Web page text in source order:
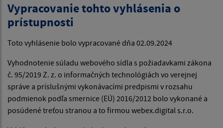
Vypracovanie tohto vyhlásenia o
prístupnosti
Toto vyhlásenie bolo vypracované dňa 02.09.2024
Vyhodnotenie súladu webového sídla s požiadavkami zákona
č. 95/2019 Z. z. o informačných technológiách vo verejnej
správe a príslušnými vykonávacími predpismi v rozsahu
podmienok podľa smernice (EÚ) 2016/2012 bolo vykonané a
posúdené treťou stranou a to firmou webex.digital s.r.o.